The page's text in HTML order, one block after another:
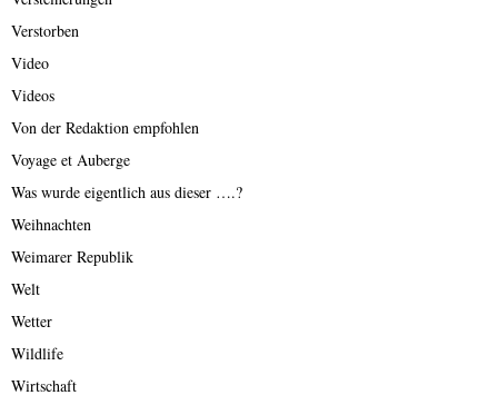
Verstorben
Video
Videos
Von der Redaktion empfohlen
Voyage et Auberge
Was wurde eigentlich aus dieser ….?
Weihnachten
Weimarer Republik
Welt
Wetter
Wildlife
Wirtschaft